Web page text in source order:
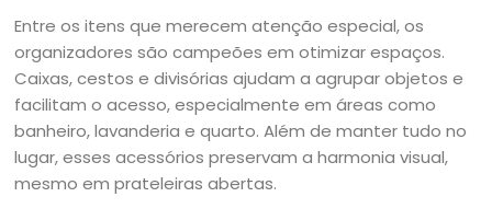
Entre os itens que merecem atenção especial, os
organizadores são campeões em otimizar espaços.
Caixas, cestos e divisórias ajudam a agrupar objetos e
facilitam o acesso, especialmente em áreas como
banheiro, lavanderia e quarto. Além de manter tudo no
lugar, esses acessórios preservam a harmonia visual,
mesmo em prateleiras abertas.